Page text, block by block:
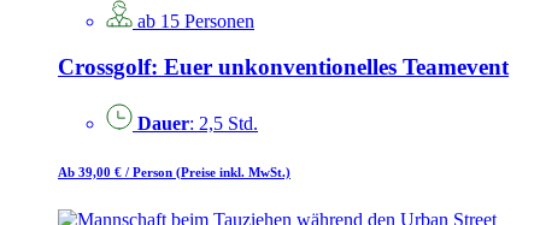
ab 15 Personen
Crossgolf: Euer unkonventionelles Teamevent
Dauer: 2,5 Std.
Ab 39,00 € / Person (Preise inkl. MwSt.)